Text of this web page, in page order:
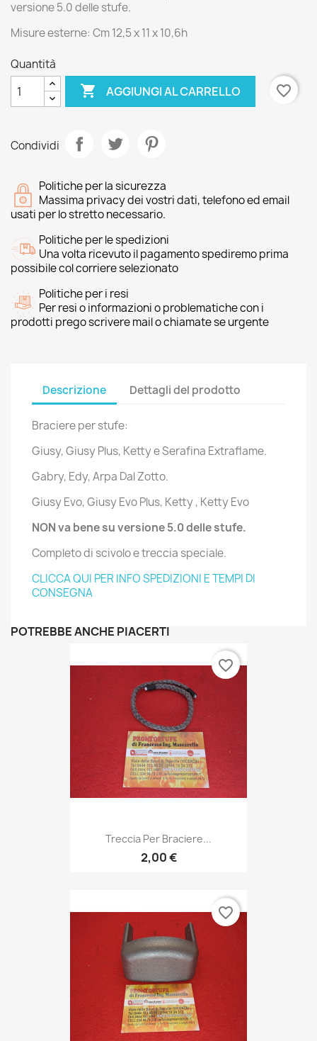
versione 5.0 delle stufe.
Misure esterne: Cm 12,5 x 11 x 10,6h
Quantità
 AGGIUNGI AL CARRELLO favorite_border
Condividi
Politiche per la sicurezza
Massima privacy dei vostri dati, telefono ed email
usati per lo stretto necessario.
Politiche per le spedizioni
Una volta ricevuto il pagamento spediremo prima
possibile col corriere selezionato
Politiche per i resi
Per resi o informazioni o problematiche con i
prodotti prego scrivere mail o chiamate se urgente
Descrizione Dettagli del prodotto
Braciere per stufe:
Giusy, Giusy Plus, Ketty e Serafina Extraflame.
Gabry, Edy, Arpa Dal Zotto.
Giusy Evo, Giusy Evo Plus, Ketty , Ketty Evo
NON va bene su versione 5.0 delle stufe.
Completo di scivolo e treccia speciale.
CLICCA QUI PER INFO SPEDIZIONI E TEMPI DI
CONSEGNA
POTREBBE ANCHE PIACERTI
Treccia Per Braciere...
2,00 €
favorite_border
favorite_border